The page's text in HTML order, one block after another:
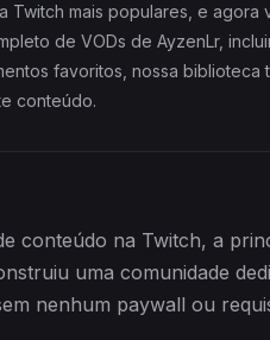
Twitch mais populares, e
de VODs de AyzenLr,
favoritos, nossa
conteúdo.
conteúdo na Twitch, a
uma comunidade
nenhum paywall ou